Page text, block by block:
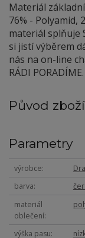
Materiál
76% - Polyamid,
materiál splňuje
si jistí výběrem
nás na on-line
RÁDI PORADÍME.
Původ zboží
Parametry
výrobce
barva
materiál
oblečení
výška pasu